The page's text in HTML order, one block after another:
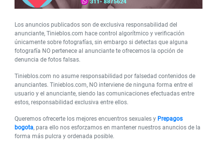
Los anuncios publicados son de exclusiva responsabilidad del
anunciante, Tinieblos.com hace control algorítmico y verificación
únicamente sobre fotografías, sin embargo si detectas que alguna
fotografía NO pertenece al anunciante te ofrecemos la opción de
denuncia de fotos falsas.
Tinieblos.com no asume responsabilidad por falsedad contenidos de
anunciantes. Tinieblos.com, NO interviene de ninguna forma entre el
usuario y el anunciante, siendo las comunicaciones efectuadas entre
estos, responsabilidad exclusiva entre ellos.
Queremos ofrecerte los mejores encuentros sexuales y Prepagos
bogota, para ello nos esforzamos en mantener nuestros anuncios de la
forma más pulcra y ordenada posible.